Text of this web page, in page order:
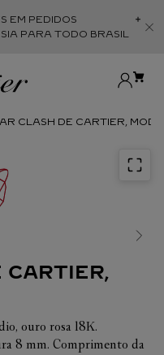
EM PEDIDOS
PARA TODO BRASIL
CLASH DE CARTIER,
CARTIER,
ouro rosa 18K.
8 mm. Comprimento da